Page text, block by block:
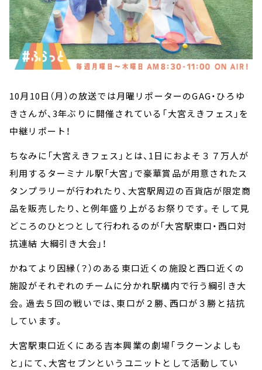
10月 10日（月）の放送では月曜リポーターのGAG・ひろゆ
きさんが、3年ぶりに開催されている「大宮えきフェス」を
中継リポート！
ちなみに「大宮えきフェス」とは、 1日におよそ３７万人が
利用するターミナル駅「大宮」で豪華賞品が用意されたス
タンプラリーが行われたり、大宮駅周辺の百貨店が限定商
品を販売したり、と例年盛り上がるお祭りです。そして見
どころのひとつとして行われるのが「大宮駅東口・西口対
抗連結 大綱引き大会」！
かねてより因縁（？）のある東口近くの施設と西口近くの
施設がそれぞれのチームに分かれ駅構内で行う綱引き大
会。過去５回の戦いでは、東口が２勝、西口が３勝と拮抗
しています。
大宮駅東口近くにある吉本興業の劇場「ラクーンよしも
と」にて、大宮セブンというユニットとして活動してい